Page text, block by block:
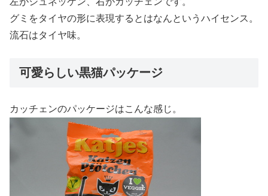
グミをタイヤの形に表現するとはなんというハイセンス。
流石はタイヤ味。
可愛らしい黒猫パッケージ
カッチェンのパッケージはこんな感じ。